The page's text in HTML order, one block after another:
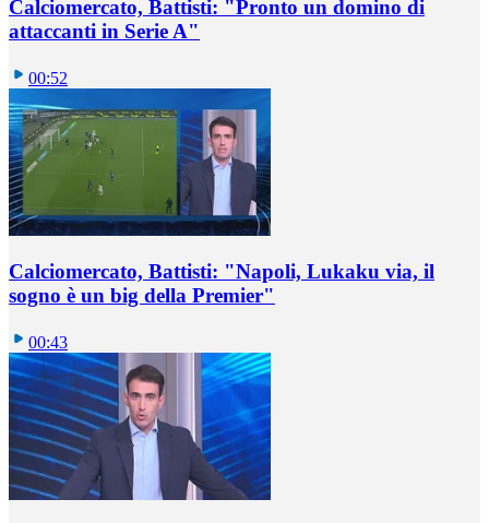
Calciomercato, Battisti: "Pronto un domino di
attaccanti in Serie A"
00:52
Calciomercato, Battisti: "Napoli, Lukaku via, il
sogno è un big della Premier"
00:43